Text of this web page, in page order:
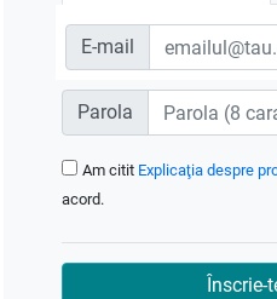
E-mail
Parola
Am citit Explicaţia despre
acord.
Înscrie-